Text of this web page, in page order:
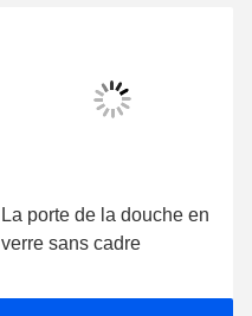
La porte de la douche en
verre sans cadre